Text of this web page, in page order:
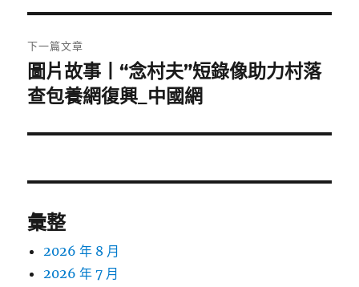
章:
下一篇文章
下
一
文
圖片故事丨“念村夫”短錄像助力村落
查包養網復興_中國網
彙整
2026 年 8 月
2026 年 7 月